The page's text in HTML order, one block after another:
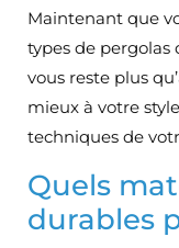
Maintenant que
types de pergolas
vous reste plus
mieux à votre
techniques de
Quels
durables